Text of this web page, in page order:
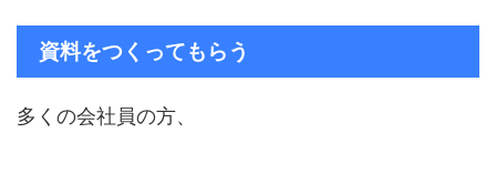
資料をつくってもらう
多くの会社員の方、